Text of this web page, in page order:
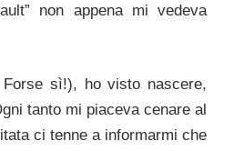
non appena mi vedeva
sì!), ho visto nascere,
tanto mi piaceva cenare al
ci tenne a informarmi che